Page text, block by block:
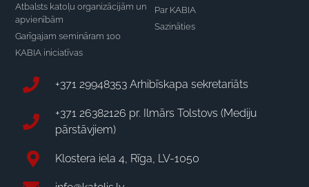
Atbalsts katoļu organizācijām un
apvienībām
Garīgajam semināram 100
KABIA iniciatīvas
Par KABIA
Sazināties
+371 29948353 Arhibīskapa sekretariāts
+371 26382126 pr. Ilmārs Tolstovs (Mediju
pārstāvjiem)
Klostera iela 4, Rīga, LV-1050